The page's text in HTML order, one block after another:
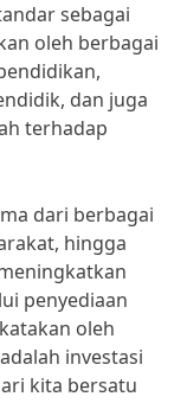
sebagai
oleh berbagai
dan juga
terhadap
dari berbagai
hingga
penyediaan
oleh
investasi
kita bersatu